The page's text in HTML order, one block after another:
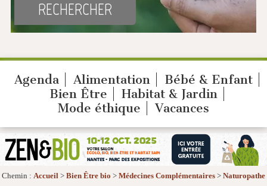
Agenda Alimentation
Bébé & Enfant
Bien Être
Habitat & Jardin
Mode éthique
Vacances
Chemin : Accueil > Bien Être bio > Médecines Complémentaires > Naturopathe